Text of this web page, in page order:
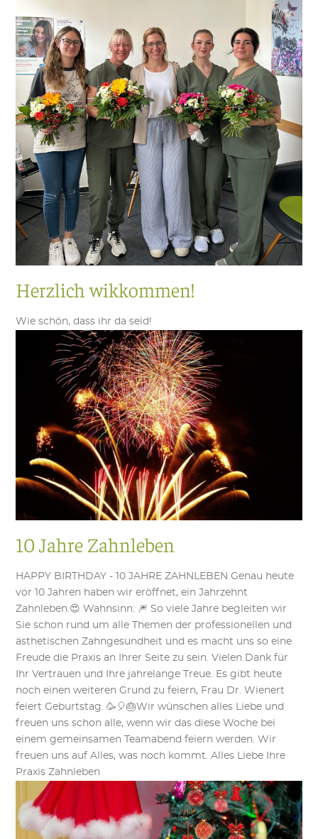
Herzlich wikkommen!
Wie schön, dass ihr da seid!
10 Jahre Zahnleben
HAPPY BIRTHDAY - 10 JAHRE ZAHNLEBEN Genau heute
vor 10 Jahren haben wir eröffnet, ein Jahrzehnt
Zahnleben.😍 Wahnsinn. 🎆 So viele Jahre begleiten wir
Sie schon rund um alle Themen der professionellen und
ästhetischen Zahngesundheit und es macht uns so eine
Freude die Praxis an Ihrer Seite zu sein. Vielen Dank für
Ihr Vertrauen und Ihre jahrelange Treue. Es gibt heute
noch einen weiteren Grund zu feiern, Frau Dr. Wienert
feiert Geburtstag. 🥳🎈🎂Wir wünschen alles Liebe und
freuen uns schon alle, wenn wir das diese Woche bei
einem gemeinsamen Teamabend feiern werden. Wir
freuen uns auf Alles, was noch kommt. Alles Liebe Ihre
Praxis Zahnleben